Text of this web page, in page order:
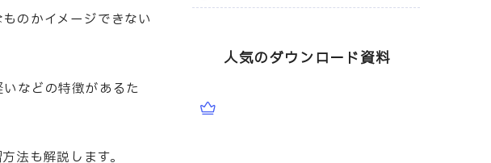
のかイメージできない
などの特徴があるた
法も解説します。
人気のダウンロード資料